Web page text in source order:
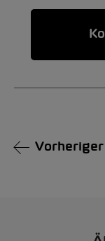
Vorheriger